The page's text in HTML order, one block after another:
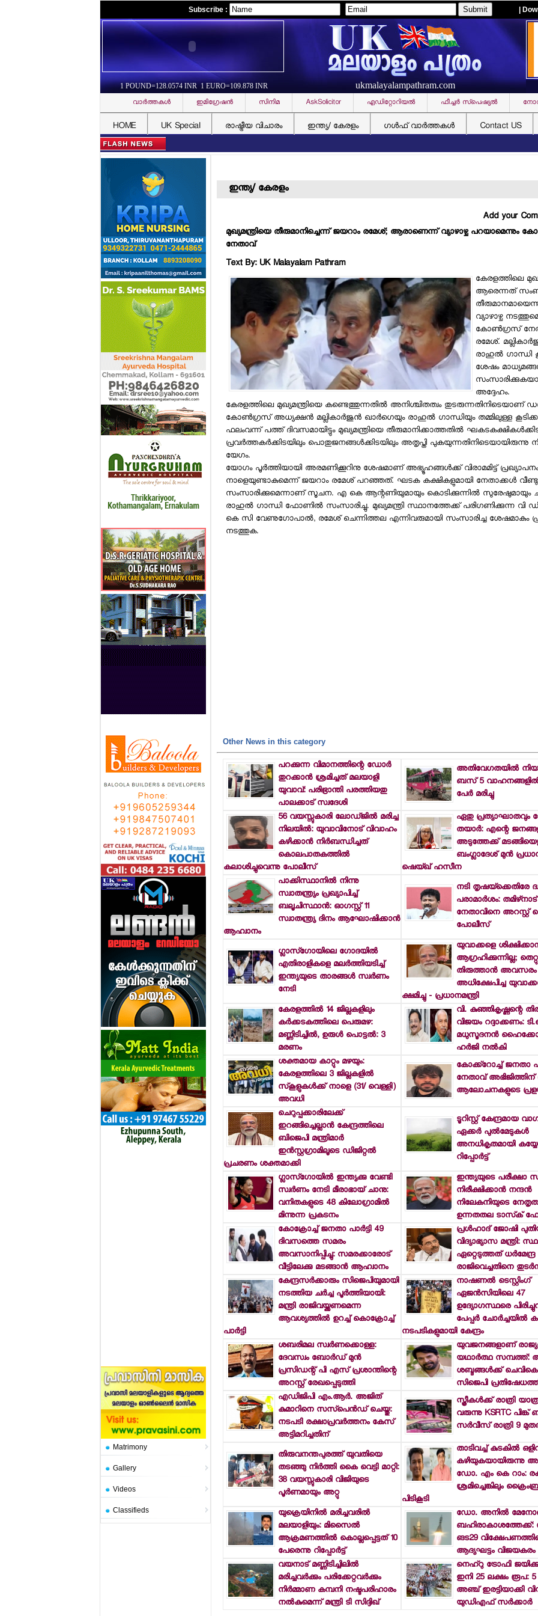
Subscribe : |
1 POUND=128.0574 INR 1 EURO=109.878 INR ukmalayalampathram.com
വാര്‍ത്തകള്‍ ഇമിഗ്രേഷന്‍ സിനിമ AskSolicitor എഡിറ്റോറിയല്‍ ഫീച്ചര്‍ സ്‌പെഷ്യല്‍
HOME UK Special രാഷ്ട്രീയ വിചാരം ഇന്ത്യ/ കേരളം ഗള്‍ഫ് വാര്‍ത്തകള്‍ Contact US
Matrimony
Gallery
Videos
Classifieds
ഇന്ത്യ/ കേരളം
Add your
മുഖ്യമന്ത്രിയെ തീരുമാനിച്ചെന്ന് ജയറാം രമേശ്; ആരാണെന്ന് വ്യാഴാഴ്ച പറയാമെന്നും
നേതാവ്
Text By: UK Malayalam Pathram
കേരളത്തിലെ
ആരെന്നത്
വ്യാഴാഴ്ച
കോണ്‍ഗ്രസ്
രമേശ്.
രാഹുല്‍ ഗാന്ധി
ശേഷം
അദ്ദേഹം.
കേരളത്തിലെ മുഖ്യമന്ത്രിയെ കണ്ടെത്തുന്നതില്‍ അനിശ്ചിതത്വം തുടരുന്നതിനിടെയാണ്
കോണ്‍ഗ്രസ് അധ്യക്ഷന്‍ മല്ലികാര്‍ജുന്‍ ഖാര്‍ഗെയും രാഹുല്‍ ഗാന്ധിയും തമ്മിലുള്ള
ഫലംവന്ന് പത്ത് ദിവസമായിട്ടും മുഖ്യമന്ത്രിയെ തീരുമാനിക്കാത്തതില്‍
പ്രവര്‍ത്തകര്‍ക്കിടയിലും പൊതുജനങ്ങള്‍ക്കിടയിലും അതൃപ്തി പുകയുന്നതിനിടെയായിരുന്നു
യേഗം.
യോഗം പൂര്‍ത്തിയായി അരമണിക്കൂറിനു ശേഷമാണ് അഭ്യൂഹങ്ങള്‍ക്ക് വിരാമമിട്ട് പ്രഖ്യാപനം
നാളെയുണ്ടാകുമെന്ന് ജയറാം രമേശ് പറഞ്ഞത്. ഘടക കക്ഷികളുമായി നേതാക്കള്‍
സംസാരിക്കുമെന്നാണ് സൂചന. എ കെ ആന്റണിയുമായും കൊടിക്കുന്നില്‍ സുരേഷുമായും
രാഹുല്‍ ഗാന്ധി ഫോണില്‍ സംസാരിച്ചു. മുഖ്യമന്ത്രി സ്ഥാനത്തേക്ക് പരിഗണിക്കുന്ന വി
കെ സി വേണുഗോപാല്‍, രമേശ് ചെന്നിത്തല എന്നിവരുമായി സംസാരിച്ച ശേഷമാകും
നടത്തുക.
Other News in this category
പറക്കുന്ന വിമാനത്തിന്റെ ഡോര്‍
തുറക്കാന്‍ ശ്രമിച്ചത് മലയാളി
യുവാവ്: പരിഭ്രാന്തി പരത്തിയതു
പാലക്കാട് സ്വദേശി
അതിവേഗതയില്‍
ബസ് 5 വാഹനങ്ങളില്‍
പേര്‍ മരിച്ചു
56 വയസ്സുകാരി ലോഡ്ജില്‍ മരിച്ച
നിലയില്‍: യുവാവിനോട് വിവാഹം
കഴിക്കാന്‍ നിര്‍ബന്ധിച്ചത്
കൊലപാതകത്തില്‍
കലാശിച്ചുവെന്നു പോലീസ്
ഏതു പ്രത്യാഘാതവും
തയാര്‍: എന്റെ
അടുത്തേക്ക്
ബംഗ്ലാദേശ് മുന്‍
ഷെയ്ഖ് ഹസീന
പാക്കിസ്ഥാനില്‍ നിന്നു
സ്വാതന്ത്ര്യം പ്രഖ്യാപിച്ച്
ബലൂചിസ്ഥാന്‍: ഓഗസ്റ്റ് 11
സ്വാതന്ത്ര്യ ദിനം ആഘോഷിക്കാന്‍
ആഹ്വാനം
നടി തൃഷയ്‌ക്കെതിരേ
പരാമാര്‍ശം:
നേതാവിനെ അറസ്റ്റ്
പോലീസ്
ഗ്ലാസ്‌ഗോയിലെ ഗോദയില്‍
എതിരാളികളെ മലര്‍ത്തിയടിച്ച്
ഇന്ത്യയുടെ താരങ്ങള്‍ സ്വര്‍ണം
നേടി
യുവാക്കളെ
ആഗ്രഹിക്കുന്നില്ല; തെറ്റു
തിരുത്താന്‍
അധിക്ഷേപിച്ച
ക്ഷമിച്ചു - പ്രധാനമന്ത്രി
കേരളത്തില്‍ 14 ജില്ലകളിലും
കര്‍ക്കടകത്തിലെ പെരുമഴ:
മണ്ണിടിച്ചില്‍, ഉരുള്‍ പൊട്ടല്‍: 3
മരണം
വി. കുഞ്ഞികൃഷ്ണന്റെ
വിജയം റദ്ദാക്കണം:
മധുസൂദനന്‍
ഹര്‍ജി നല്‍കി
ശക്തമായ കാറ്റും മഴയും:
കേരളത്തിലെ 3 ജില്ലകളില്‍
സ്‌കൂളുകള്‍ക്ക് നാളെ (31/ വെള്ളി)
അവധി
കോക്ക്‌റോച്ച് ജനതാ
നേതാവ് അഭിജിത്തിന്
ആലോചനകളുടെ
ചെറുപ്പക്കാരിലേക്ക്
ഇറങ്ങിച്ചെല്ലാന്‍ കേന്ദ്രത്തിലെ
ബിജെപി മന്ത്രിമാര്‍
ഇന്‍സ്റ്റഗ്രാമിലൂടെ ഡിജിറ്റല്‍
പ്രചരണം ശക്തമാക്കി
ടൂറിസ്റ്റ് കേന്ദ്രമായ
ഏക്കര്‍ പുല്‍മേടുകള്‍
അനധികൃതമായി
റിപ്പോര്‍ട്ട്
ഗ്ലാസ്ഗോയില്‍ ഇന്ത്യക്കു വേണ്ടി
സ്വര്‍ണം നേടി മീരാഭായ് ചാനു:
വനിതകളുടെ 48 കിലോഗ്രാമില്‍
മിന്നുന്ന പ്രകടനം
ഇന്ത്യയുടെ പരീക്ഷാ
നിരീക്ഷിക്കാന്‍ നന്ദന്‍
നിലേകനിയുടെ
ഉന്നതതല ടാസ്‌ക്
കോക്രോച്ച് ജനതാ പാര്‍ട്ടി 49
ദിവസത്തെ സമരം
അവസാനിപ്പിച്ചു: സമരക്കാരോട്
വീട്ടിലേക്കു മടങ്ങാന്‍ ആഹ്വാനം
പ്രള്‍ഹാദ് ജോഷി
വിദ്യാഭ്യാസ മന്ത്രി:
ഏറ്റെടുത്തത്
രാജിവെച്ചതിനെ
കേന്ദ്രസര്‍ക്കാരും സിജെപിയുമായി
നടത്തിയ ചര്‍ച്ച പൂര്‍ത്തിയായി:
മന്ത്രി രാജിവയ്ക്കണമെന്ന
ആവശ്യത്തില്‍ ഉറച്ച് കൊക്രോച്ച്
പാര്‍ട്ടി
നാഷണല്‍ ടെസ്റ്റിംഗ്
ഏജന്‍സിയിലെ 47
ഉദ്യോഗസ്ഥരെ
പേപ്പര്‍ ചോര്‍ച്ചയില്‍
നടപടികളുമായി കേന്ദ്രം
ശബരിമല സ്വര്‍ണക്കൊള്ള:
ദേവസ്വം ബോര്‍ഡ് മുന്‍
പ്രസിഡന്റ് പി എസ് പ്രശാന്തിന്റെ
അറസ്റ്റ് രേഖപ്പെടുത്തി
യുവജനങ്ങളാണ്
യഥാര്‍ത്ഥ സമ്പത്ത്:
ശബ്ദങ്ങള്‍ക്ക്
സിജെപി
എഡിജിപി എം.ആര്‍. അജിത്
കുമാറിനെ സസ്പെന്‍ഡ് ചെയ്തു:
നടപടി രക്ഷാപ്രവര്‍ത്തനം കേസ്
അട്ടിമറിച്ചതിന്
സ്ത്രീകള്‍ക്ക് രാത്രി
വരുന്നു KSRTC
സര്‍വീസ് രാത്രി 9
തിരുവനന്തപുരത്ത് യുവതിയെ
തടഞ്ഞു നിര്‍ത്തി കൈ വെട്ടി മാറ്റി:
38 വയസ്സുകാരി വിജിയുടെ
പൂര്‍ണമായും അറ്റു
താടിവച്ച് കുടകില്‍
കഴിയുകയായിരുന്നു
ഡോ. എം കെ റാം:
ശ്രമിച്ചെങ്കിലും
പിടികൂടി
യുക്രെയിനില്‍ മരിച്ചവരില്‍
മലയാളിയും: മിസൈല്‍
ആക്രമണത്തില്‍ കൊല്ലപ്പെട്ടത് 10
പേരെന്നു റിപ്പോര്‍ട്ട്
ഡോ. അനില്‍
ങട29
ആദ്യഘട്ടം വിജയകരം
വയനാട് മണ്ണിടിച്ചിലില്‍
മരിച്ചവര്‍ക്കും പരിക്കേറ്റവര്‍ക്കും
നിര്‍മ്മാണ കമ്പനി നഷ്ടപരിഹാരം
നല്‍കുമെന്ന് മന്ത്രി ടി സിദ്ദിഖ്
നെഹ്റു ട്രോഫി
ഇനി 25 ലക്ഷം രൂപ: 5
അഞ്ച് ഇരട്ടിയാക്കി
യുഡിഎഫ് സര്‍ക്കാര്‍